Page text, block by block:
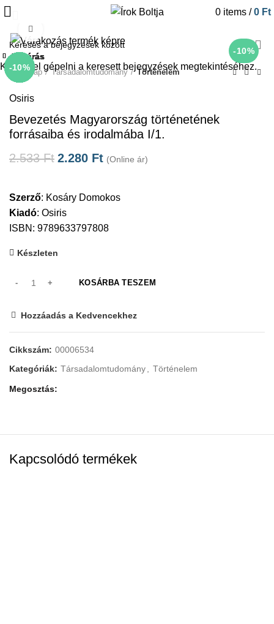
0 items / 0 Ft
-10%
Kezdőlap Társadalomtudomány Történelem
Osiris
Bevezetés Magyarország történetének
forrásaiba és irodalmába I/1.
2.533Ft 2.280 Ft (Online ár)
Szerző: Kosáry Domokos
Kiadó: Osiris
ISBN: 9789633797808
Készleten
KOSÁRBA TESZEM
Hozzáadás a Kedvencekhez
Cikkszám: 00006534
Kategóriák: Társadalomtudomány, Történelem
Megosztás
Kapcsolódó termékek
-10%
Bezárás
-10%
Bezárás
-10%
Bezárás
-10%
Bezárás
-10%
Bezárás
-10%
Bezárás
-10%
Bezárás
-10%
Bezárás
Kezdje el gépelni a keresett bejegyzések megtekintéséhez.